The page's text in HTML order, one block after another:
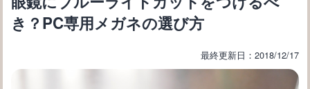
き？PC専用メガネの選び方
最終更新日：2018/12/17